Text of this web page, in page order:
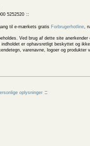
5252520
til e-mærkets gratis Forbrugerhotline,
Ved brug af dette site
er ophavsretligt beskyttet og
varenavne, logoer og
oplysninger